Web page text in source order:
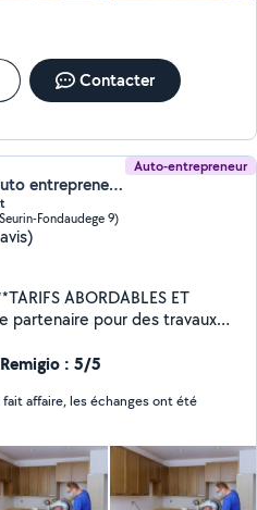
Contacter
Auto-entrepreneur
Jason Pro (auto entrepreneur)
Fondaudege 9)
ABORDABLES ET
partenaire pour des travaux
Menuiserie : pose portes,
Démolition et
pelle, marteau piqueur,
et sanitaire :
bains, chaudières, ballons
: travaux de fondations
rénovation façade,
: 5/5
fait affaire, les échanges ont été